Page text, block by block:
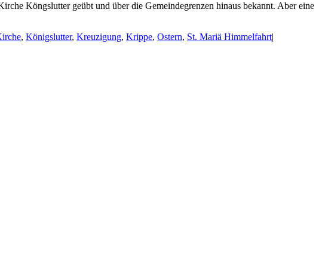
Köngslutter geübt und über die Gemeindegrenzen hinaus bekannt. Aber eine
, Königslutter, Kreuzigung, Krippe, Ostern, St. Mariä Himmelfahrt|